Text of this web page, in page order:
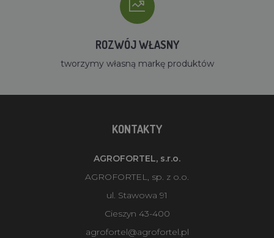
ROZWÓJ WŁASNY
tworzymy własną markę produktów
KONTAKTY
AGROFORTEL, s.r.o.
AGROFORTEL, sp. z o.o.
ul. Stawowa 91
Cieszyn 43-400
agrofortel@agrofortel.pl